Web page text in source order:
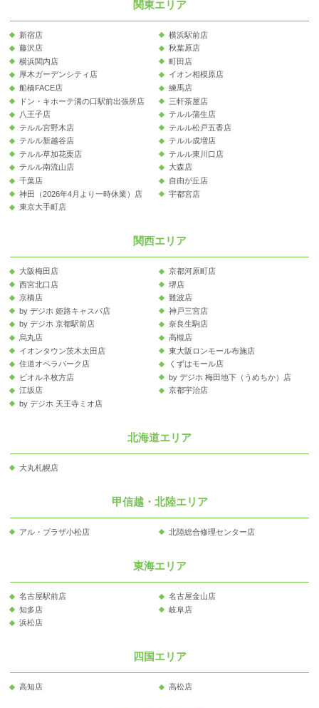
関東エリア
新宿店
横浜駅前店
藤沢店
秋葉原店
横浜関内店
町田店
厚木ガーデンシティ店
イオン相模原店
船橋FACE店
練馬店
ドン・キホーテ溝の口駅前出張所店
三軒茶屋店
八王子店
テルル蒲生店
テルル宮野木店
テルル松戸五香店
テルル新越谷店
テルル成増店
テルル草加花栗店
テルル東川口店
テルル南流山店
大森店
千葉店
自由が丘店
神田（2026年4月より一時休業）店
宇都宮店
東京大手町店
関西エリア
大阪梅田店
京都河原町店
西宮北口店
堺店
京橋店
難波店
by デジホ 姫路キャスパ店
神戸三宮店
by デジホ 京都駅前店
奈良生駒店
烏丸店
高槻店
イオンタウン茨木太田店
東大阪ロンモール布施店
住道オペラパーク店
くずはモール店
ビオルネ枚方店
by デジホ 梅田地下（うめちか）店
江坂店
京都宇治店
by デジホ 天王寺ミオ店
北海道エリア
大丸札幌店
甲信越・北陸エリア
アル・プラザ小松店 北陸総合修理センター店
東海エリア
名古屋駅前店
名古屋金山店
知多店
岐阜店
浜松店
四国エリア
高知店 高松店